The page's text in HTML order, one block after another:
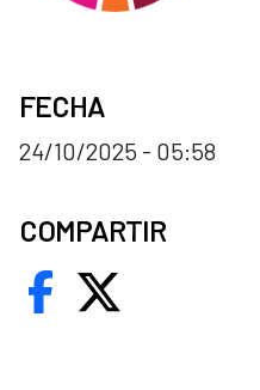
FECHA
24/10/2025 - 05:58
COMPARTIR